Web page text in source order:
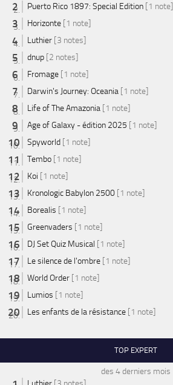
Puerto Rico 1897: Special Edition [1 note]
Horizonte [1 note]
Luthier [3 notes]
dnup [2 notes]
Fromage [1 note]
Darwin's Journey: Oceania [1 note]
Life of The Amazonia [1 note]
Age of Galaxy - édition 2025 [1 note]
Spyworld [1 note]
Tembo [1 note]
Koi [1 note]
Kronologic Babylon 2500 [1 note]
Borealis [1 note]
Greenvaders [1 note]
DJ Set Quiz Musical [1 note]
Le silence de l'ombre [1 note]
World Order [1 note]
Lumios [1 note]
Les enfants de la résistance [1 note]
TOP EXPERT
des 4 derniers mois